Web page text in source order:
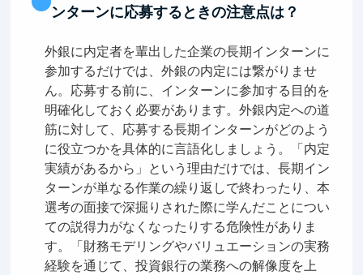
ンターンに応募するときの注意点は？
外銀に内定者を輩出した企業の長期インターンに
参加するだけでは、外銀の内定には繋がりませ
ん。応募する前に、インターンに参加する目的を
明確化しておく必要があります。外銀内定への道
筋に対して、応募する長期インターンがどのよう
に役立つかを具体的に言語化しましょう。「内定
実績があるから」という理由だけでは、長期イン
ターンが単なる作業の繰り返しで終わったり、本
選考の面接で深掘りされた際に学んだことについ
ての説得力がなくなったりする危険性がありま
す。「財務モデリングやバリュエーションの実務
経験を通じて、投資銀行の業務への解像度を上